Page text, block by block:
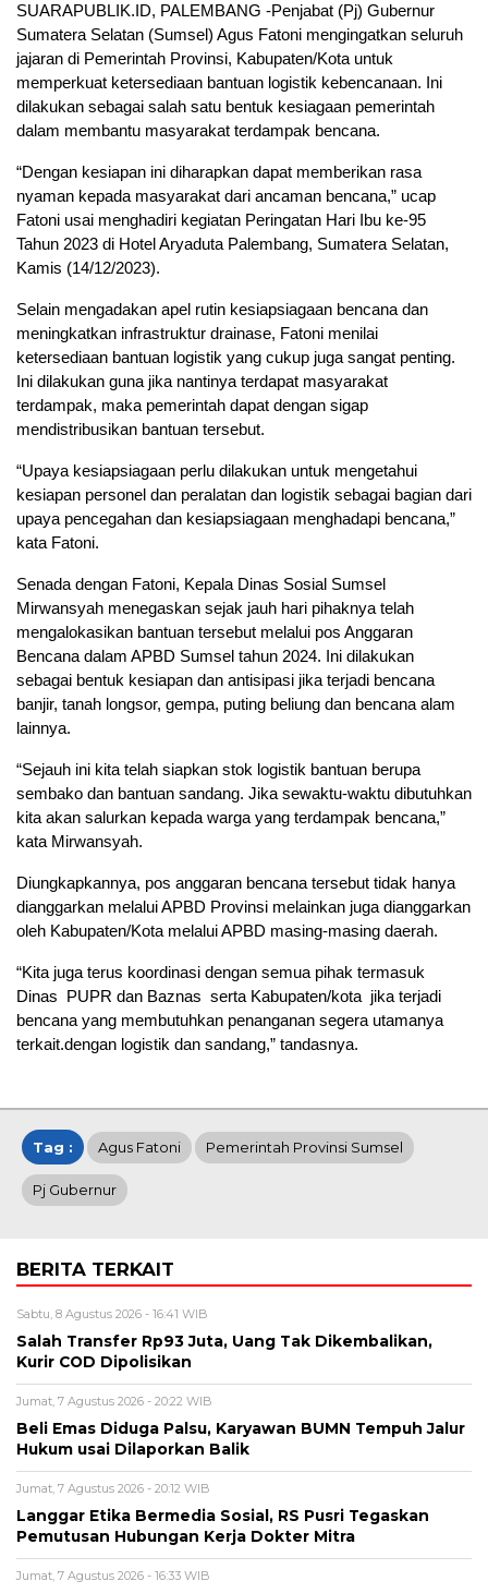
SUARAPUBLIK.ID, PALEMBANG -Penjabat (Pj) Gubernur
Sumatera Selatan (Sumsel) Agus Fatoni mengingatkan seluruh
jajaran di Pemerintah Provinsi, Kabupaten/Kota untuk
memperkuat ketersediaan bantuan logistik kebencanaan. Ini
dilakukan sebagai salah satu bentuk kesiagaan pemerintah
dalam membantu masyarakat terdampak bencana.
“Dengan kesiapan ini diharapkan dapat memberikan rasa
nyaman kepada masyarakat dari ancaman bencana,” ucap
Fatoni usai menghadiri kegiatan Peringatan Hari Ibu ke-95
Tahun 2023 di Hotel Aryaduta Palembang, Sumatera Selatan,
Kamis (14/12/2023).
Selain mengadakan apel rutin kesiapsiagaan bencana dan
meningkatkan infrastruktur drainase, Fatoni menilai
ketersediaan bantuan logistik yang cukup juga sangat penting.
Ini dilakukan guna jika nantinya terdapat masyarakat
terdampak, maka pemerintah dapat dengan sigap
mendistribusikan bantuan tersebut.
“Upaya kesiapsiagaan perlu dilakukan untuk mengetahui
kesiapan personel dan peralatan dan logistik sebagai bagian dari
upaya pencegahan dan kesiapsiagaan menghadapi bencana,”
kata Fatoni.
Senada dengan Fatoni, Kepala Dinas Sosial Sumsel
Mirwansyah menegaskan sejak jauh hari pihaknya telah
mengalokasikan bantuan tersebut melalui pos Anggaran
Bencana dalam APBD Sumsel tahun 2024. Ini dilakukan
sebagai bentuk kesiapan dan antisipasi jika terjadi bencana
banjir, tanah longsor, gempa, puting beliung dan bencana alam
lainnya.
“Sejauh ini kita telah siapkan stok logistik bantuan berupa
sembako dan bantuan sandang. Jika sewaktu-waktu dibutuhkan
kita akan salurkan kepada warga yang terdampak bencana,”
kata Mirwansyah.
Diungkapkannya, pos anggaran bencana tersebut tidak hanya
dianggarkan melalui APBD Provinsi melainkan juga dianggarkan
oleh Kabupaten/Kota melalui APBD masing-masing daerah.
“Kita juga terus koordinasi dengan semua pihak termasuk
Dinas PUPR dan Baznas serta Kabupaten/kota jika terjadi
bencana yang membutuhkan penanganan segera utamanya
terkait.dengan logistik dan sandang,” tandasnya.
Tag : Agus Fatoni Pemerintah Provinsi Sumsel
Pj Gubernur
BERITA TERKAIT
Sabtu, 8 Agustus 2026 - 16:41 WIB
Salah Transfer Rp93 Juta, Uang Tak Dikembalikan,
Kurir COD Dipolisikan
Jumat, 7 Agustus 2026 - 20:22 WIB
Beli Emas Diduga Palsu, Karyawan BUMN Tempuh Jalur
Hukum usai Dilaporkan Balik
Jumat, 7 Agustus 2026 - 20:12 WIB
Langgar Etika Bermedia Sosial, RS Pusri Tegaskan
Pemutusan Hubungan Kerja Dokter Mitra
Jumat, 7 Agustus 2026 - 16:33 WIB